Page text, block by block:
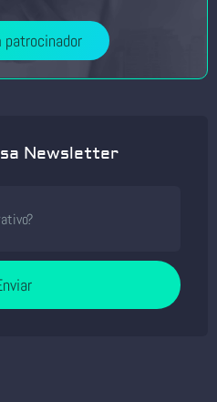
patrocinador
Newsletter